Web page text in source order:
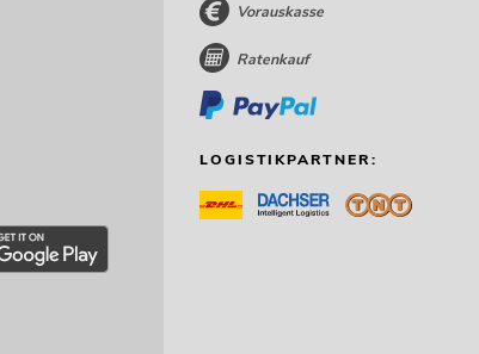
Vorauskasse
Ratenkauf
LOGISTIKPARTNER: